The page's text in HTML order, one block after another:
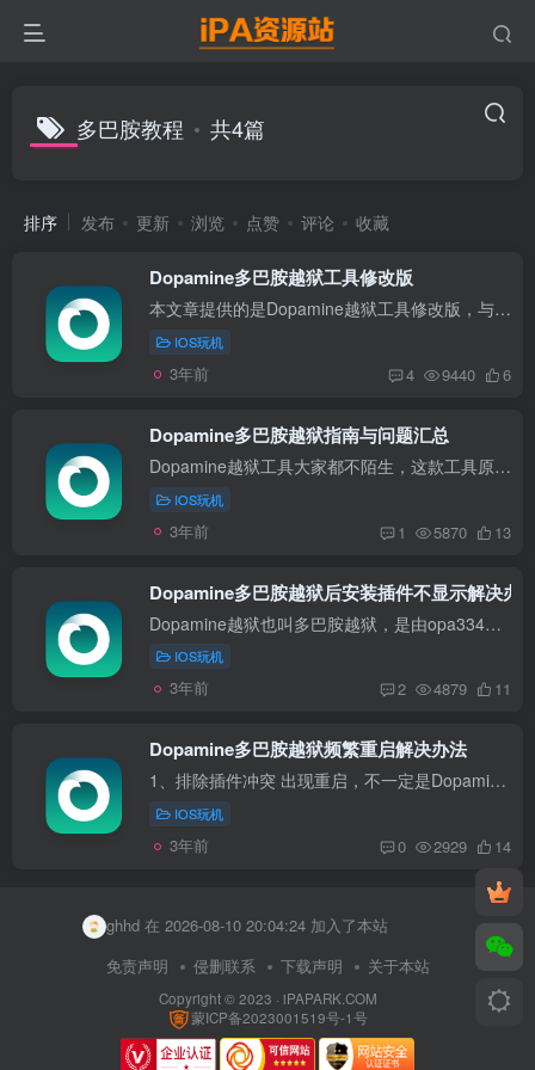
多巴胺教程 共4篇
排序 发布 更新 浏览 点赞 评论 收藏
Dopamine多巴胺越狱工具修改版
本文章提供的是Dopamine越狱工具修改版，与非官方版本； 由民间大神根据源码优化修改而来，更加稳定； 能很好的解决 Dopamine越狱重启问题； 有需要的朋友可以进入GItHub下载； iPA安装包 1、官...
IOS玩机
3年前 4 9440 6
Dopamine多巴胺越狱指南与问题汇总
Dopamine越狱工具大家都不陌生，这款工具原生中文界面，清爽简洁，操作简单，哪怕是小白都能够轻松驾驭。因此本文不会详细介绍Dopamine越狱流程，主要还是以指南为主，为大家介绍越狱过程中可能...
IOS玩机
3年前 1 5870 13
Dopamine多巴胺越狱后安装插件不显示解决办
Dopamine越狱也叫多巴胺越狱，是由opa334大佬开发的ios15越狱工具，支持A12设备及以上的iOS15.0-15.4.1系统，并且原声中文界面，操作非常简单。但即使很简单，也会有一些小白在越狱中出现一些问...
IOS玩机
3年前 2 4879 11
Dopamine多巴胺越狱频繁重启解决办法
1、排除插件冲突 出现重启，不一定是Dopamine工具本身的原因，也可能是你安装的插件太多导致冲突了。 解决方法：打开Sileo软件商店，根据安装时间一个个排查插件!! 你可以卸载插件或者通过iclea...
IOS玩机
3年前 0 2929 14
feng A 在 2026-08-10 17:55:26 加入了本站
ghhd 在 2026-08-10 20:04:24 加入了本站
33457304588 在 2026-08-10 20:03:27 加入了本站
lcj0425 在 2026-08-10 18:51:16 加入了本站
user26482953 在 2026-08-10 18:41:29 加入了本站
免责声明 侵删联系 下载声明 关于本站
Copyright © 2023 · iPAPARK.COM
蒙ICP备2023001519号-1号